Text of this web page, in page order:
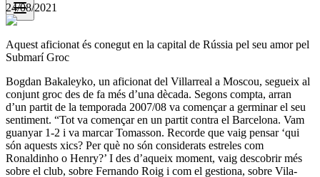
24/08/2021
Aquest aficionat és conegut en la capital de Rússia pel seu amor pel
Submarí Groc
Bogdan Bakaleyko, un aficionat del Villarreal a Moscou, segueix al
conjunt groc des de fa més d’una dècada. Segons compta, arran
d’un partit de la temporada 2007/08 va començar a germinar el seu
sentiment. “Tot va començar en un partit contra el Barcelona. Vam
guanyar 1-2 i va marcar Tomasson. Recorde que vaig pensar ‘qui
són aquests xics? Per què no són considerats estreles com
Ronaldinho o Henry?’ I des d’aqueix moment, vaig descobrir més
sobre el club, sobre Fernando Roig i com el gestiona, sobre Vila-